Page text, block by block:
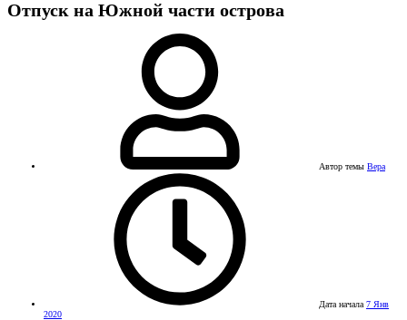
Отпуск на Южной части острова
Автор темы Вера
Дата начала 7 Янв
2020